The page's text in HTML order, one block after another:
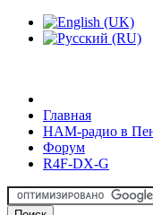
Главная
HAM-радио в
Форум
R4F-DX-G